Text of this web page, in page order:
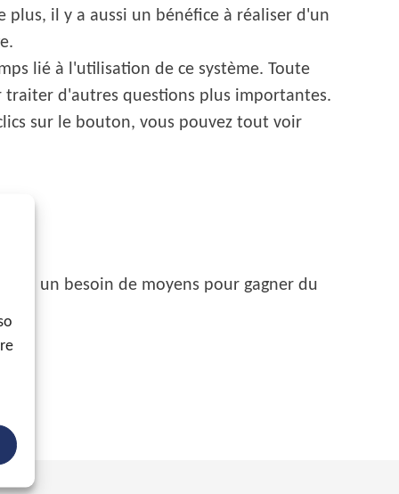
il y a aussi un bénéfice à réaliser d'un
lié à l'utilisation de ce système. Toute
d'autres questions plus importantes.
sur le bouton, vous pouvez tout voir
t-il un besoin de moyens pour gagner du